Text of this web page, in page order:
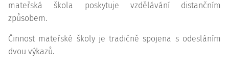
mateřská škola poskytuje vzdělávání distančním
způsobem.
Činnost mateřské školy je tradičně spojena s odesláním
dvou výkazů.